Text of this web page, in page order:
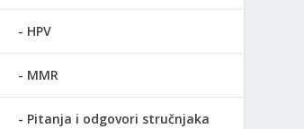
HPV
MMR
Pitanja i odgovori stručnjaka